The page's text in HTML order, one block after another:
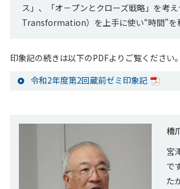
ス」、「オ－プンとクローズ戦略」を考
Transformation）を上手に使い“時間”を
印象記の続きは以下のPDFよりご覧ください。
令和2年度第2回蔵前ゼミ印象記
橋
宮
で
た